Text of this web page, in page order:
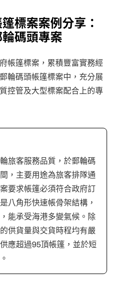
標案案例分享：
碼頭專案
帳篷標案，累積豐富實務經
輪碼頭帳篷標案中，充分展
控管及大型標案配合上的專
旅客服務品質，於郵輪碼
，主要用途為旅客排隊通
要求帳篷必須符合政府訂
八角形快速帳骨架結構，
能承受海港多變氣候。除
供貨量與交貨時程均有嚴
應超過95頂帳篷，並於短